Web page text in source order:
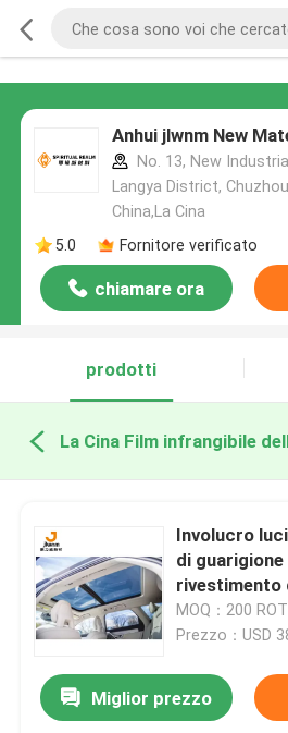
Anhui jlwnm New
No. 13, New
Langya District,
China,La Cina
5.0
Fornitore verificato
chiamare ora
prodotti
La Cina Film infrangibile
Involucro
di
rivestimento
film
della finestra
MOQ：200
Prezzo：USD
Miglior prezzo